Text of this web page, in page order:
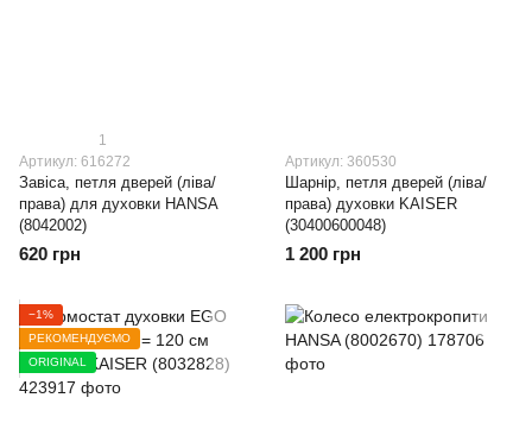
1
Артикул: 616272
Завіса, петля дверей (ліва/
права) для духовки HANSA
(8042002)
620 грн
Артикул: 360530
Шарнір, петля дверей (ліва/
права) духовки KAISER
(30400600048)
1 200 грн
−1%
РЕКОМЕНДУЄМО
ORIGINAL